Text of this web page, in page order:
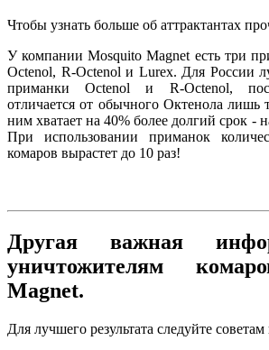
Чтобы узнать больше об аттрактантах
У компании Mosquito Magnet есть три
Octenol, R-Octenol и Lurex. Для России
приманки Octenol и R-Octenol,
отличается от обычного Октенола лишь
ним хватает на 40% более долгий срок -
При использовании приманок
комаров вырастет до 10 раз!
Другая важная
уничтожителям
Magnet.
Для лучшего результата следуйте